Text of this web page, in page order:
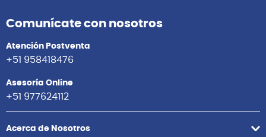
Comunícate con nosotros
Atención Postventa
+51 958418476
Asesoría Online
+51 977624112
Acerca de Nosotros